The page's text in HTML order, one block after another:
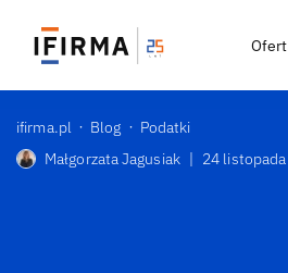
ifirma.pl Blog
Podatki
Małgorzata Jagusiak | 24